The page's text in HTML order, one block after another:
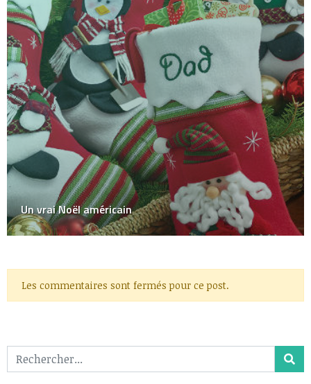
Un vrai Noël américain
Les commentaires sont fermés pour ce post.